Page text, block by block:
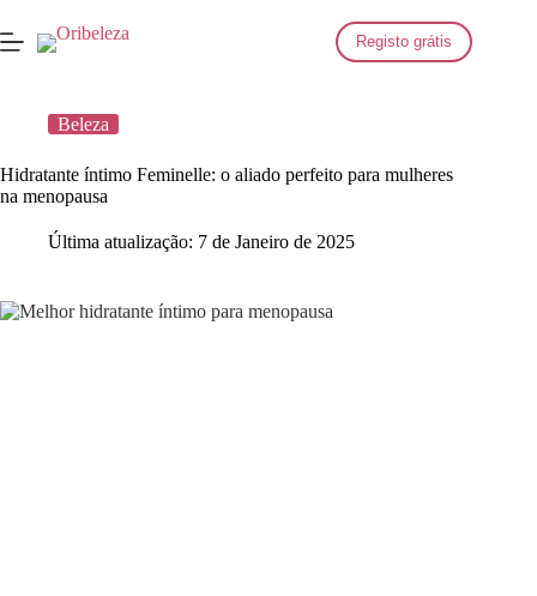
para
o
Registo grátis
Beleza
Hidratante íntimo Feminelle: o aliado perfeito para mulheres
na menopausa
Última atualização: 7 de Janeiro de 2025